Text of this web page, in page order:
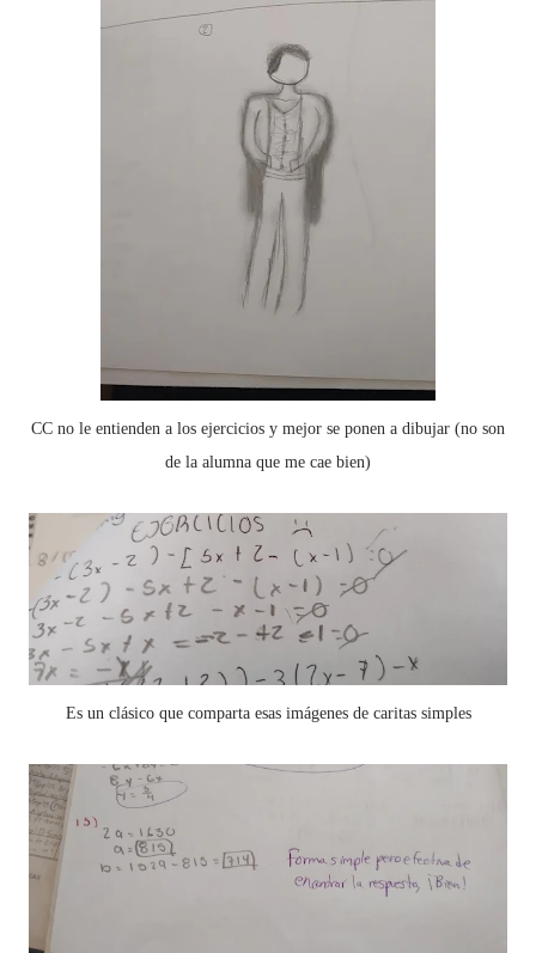
CC no le entienden a los ejercicios y mejor se ponen a dibujar (no son
de la alumna que me cae bien)
Es un clásico que comparta esas imágenes de caritas simples